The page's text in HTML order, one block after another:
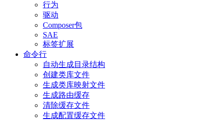
行为
驱动
Composer包
SAE
标签扩展
命令行
自动生成目录结构
创建类库文件
生成类库映射文件
生成路由缓存
清除缓存文件
生成配置缓存文件